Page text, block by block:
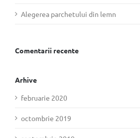
Alegerea parchetului din lemn
Comentarii recente
Arhive
februarie 2020
octombrie 2019